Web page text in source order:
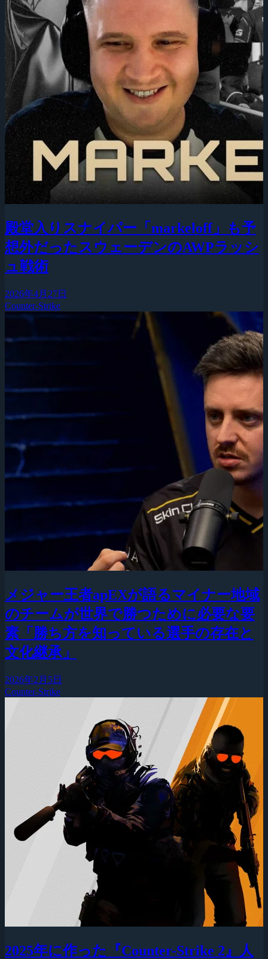
殿堂入りスナイパー「markeloff」も予
想外だったスウェーデンのAWPラッシ
ュ戦術
2026年4月27日
Counter-Strike
メジャー王者apEXが語るマイナー地域
のチームが世界で勝つために必要な要
素「勝ち方を知っている選手の存在と
文化継承」
2026年2月5日
Counter-Strike
2025年に作った『Counter-Strike 2』人